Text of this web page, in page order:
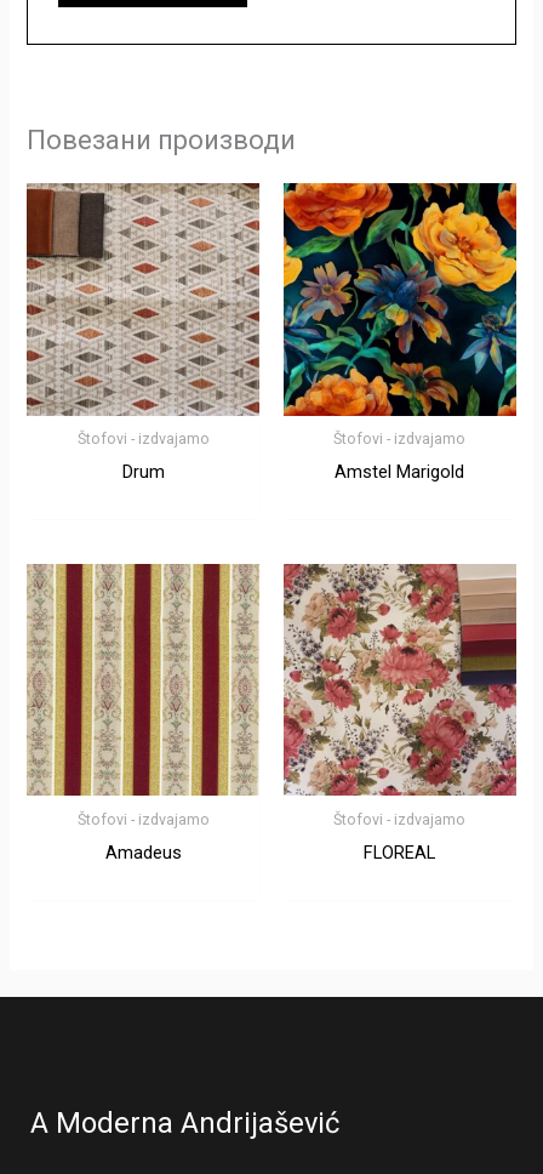
Повезани производи
Štofovi - izdvajamo
Drum
Štofovi - izdvajamo
Amstel Marigold
Štofovi - izdvajamo
Amadeus
Štofovi - izdvajamo
FLOREAL
A Moderna Andrijašević